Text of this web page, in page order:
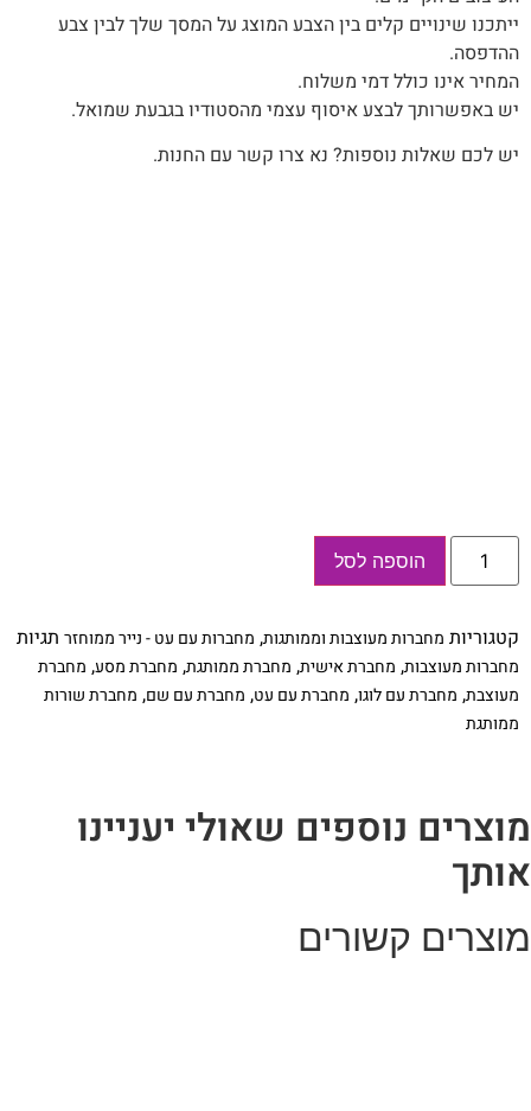
‬ההדפסה‭.‬
המחיר‭ ‬אינו‭ ‬כולל‭ ‬דמי‭ ‬משלוח‭.‬
יש‭ ‬באפשרותך‭ ‬לבצע‭ ‬איסוף‭ ‬עצמי‭ ‬מהסטודיו‭ ‬בגבעת‭ ‬שמואל‭.‬
יש לכם שאלות נוספות? נא צרו קשר עם החנות.
כמות
מחברת
לפולין,
בתוספת
שם
התלמיד/ה
ומשפט
משיר
הוספה לסל
קטגוריותמחברות מעוצבות וממותגות,מחברות עם עט - נייר ממוחזרתגיות
מחברות מעוצבות,מחברת אישית,מחברת ממותגת,מחברת מסע,מחברת
מעוצבת,מחברת עם לוגו,מחברת עם עט,מחברת עם שם,מחברת שורות
ממותגת
נוספים שאולי יעניינו
קשורים